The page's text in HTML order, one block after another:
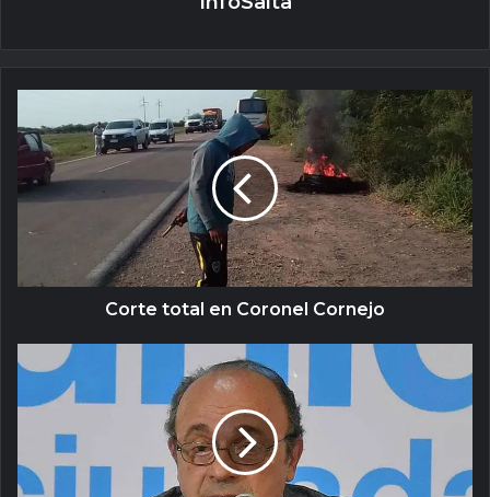
Corte total en Coronel Cornejo